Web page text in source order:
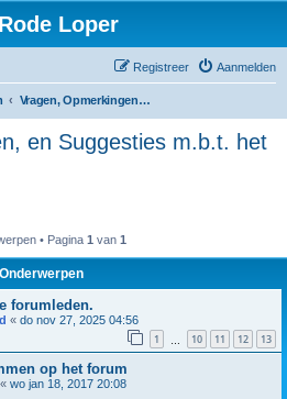
Loper
Aanmelden
Registreer
Vragen, Opmerkingen, en Suggesties m.b.t. het forum
en Suggesties m.b.t. het
• Pagina 1 van 1
Onderwerpen
forumleden.
« do nov 27, 2025 04:56
1 10 11 12 13
op het forum
« wo jan 18, 2017 20:08